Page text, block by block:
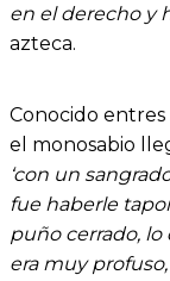
en el derecho y
azteca.
Conocido
el monosabio
‘con un
fue haberle
puño cerrado, lo
era muy